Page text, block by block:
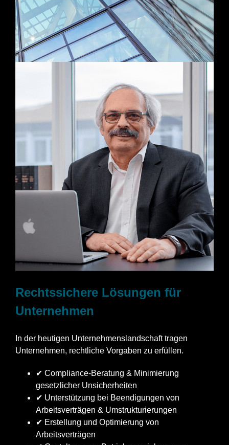
Rechtssichere Lösungen für
Unternehmen
In der heutigen Unternehmenslandschaft tragen
Unternehmen, rechtliche Vorgaben zu erfüllen.
✔ Compliance-Beratung & Minimierung
gesetzlicher Unsicherheiten
✔ Unterstützung bei Beendigungen von
Arbeitsverträgen & Umstrukturierungen
✔ Erstellung und Optimierung von
Arbeitsverträgen